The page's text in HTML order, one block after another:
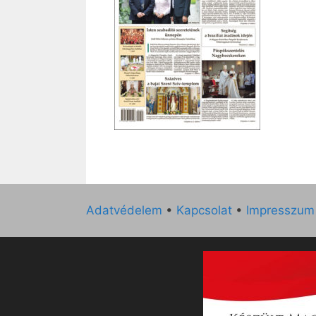
Adatvédelem • Kapcsolat • Impresszum